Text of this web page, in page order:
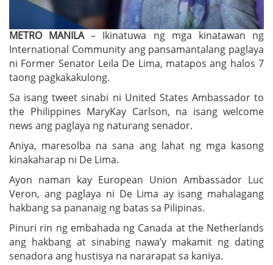
METRO MANILA– Ikinatuwa ng mga kinatawan ng
International Community ang pansamantalang paglaya
ni Former Senator Leila De Lima, matapos ang halos 7
taong pagkakakulong.
Sa isang tweet sinabi ni United States Ambassador to
the Philippines MaryKay Carlson, na isang welcome
news ang paglaya ng naturang senador.
Aniya, maresolba na sana ang lahat ng mga kasong
kinakaharap ni De Lima.
Ayon naman kay European Union Ambassador Luc
Veron, ang paglaya ni De Lima ay isang mahalagang
hakbang sa pananaig ng batas sa Pilipinas.
Pinuri rin ng embahada ng Canada at the Netherlands
ang hakbang at sinabing nawa’y makamit ng dating
senadora ang hustisya na nararapat sa kaniya.